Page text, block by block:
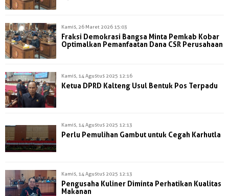
Kamis, 26 Maret 2026 15:03
Fraksi Demokrasi Bangsa Minta Pemkab Kobar
Optimalkan Pemanfaatan Dana CSR Perusahaan
Kamis, 14 Agustus 2025 12:16
Ketua DPRD Kalteng Usul Bentuk Pos Terpadu
Kamis, 14 Agustus 2025 12:13
Perlu Pemulihan Gambut untuk Cegah Karhutla
Kamis, 14 Agustus 2025 12:13
Pengusaha Kuliner Diminta Perhatikan Kualitas
Makanan